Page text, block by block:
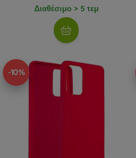
Διαθέσιμο > 5 τεμ
-10%